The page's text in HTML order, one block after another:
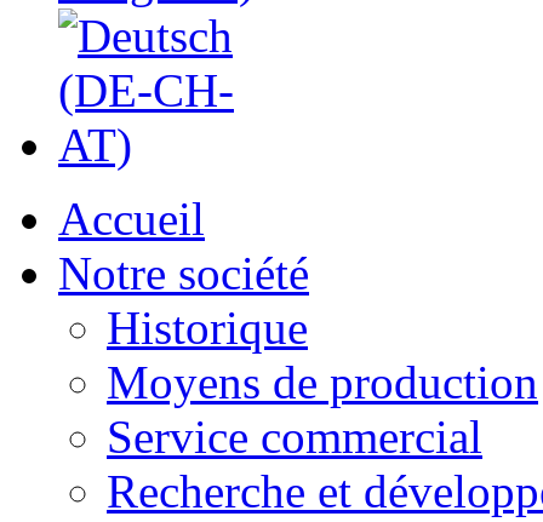
Accueil
Notre société
Historique
Moyens de production
Service commercial
Recherche et